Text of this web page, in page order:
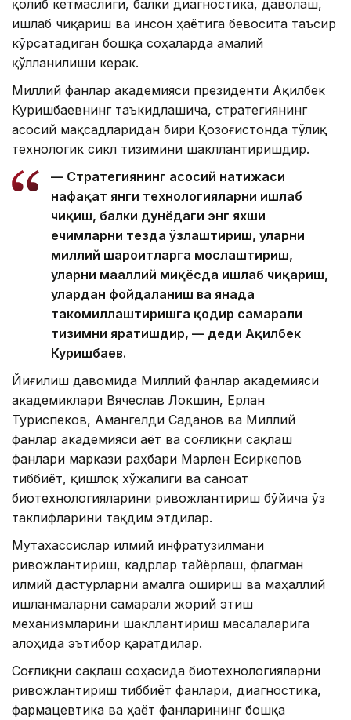
қолиб кетмаслиги, балки диагностика, даволаш,
ишлаб чиқариш ва инсон ҳаётига бевосита таъсир
кўрсатадиган бошқа соҳаларда амалий
қўлланилиши керак.
Миллий фанлар академияси президенти Ақилбек
Куришбаевнинг таъкидлашича, стратегиянинг
асосий мақсадларидан бири Қозоғистонда тўлиқ
технологик сикл тизимини шакллантиришдир.
— Стратегиянинг асосий натижаси
нафақат янги технологияларни ишлаб
чиқиш, балки дунёдаги энг яхши
ечимларни тезда ўзлаштириш, уларни
миллий шароитларга мослаштириш,
уларни маҳаллий миқёсда ишлаб чиқариш,
улардан фойдаланиш ва янада
такомиллаштиришга қодир самарали
тизимни яратишдир, — деди Ақилбек
Куришбаев.
Йиғилиш давомида Миллий фанлар академияси
академиклари Вячеслав Локшин, Ерлан
Туриспеков, Амангелди Саданов ва Миллий
фанлар академияси Ҳаёт ва соғлиқни сақлаш
фанлари маркази раҳбари Марлен Есиркепов
тиббиёт, қишлоқ хўжалиги ва саноат
биотехнологияларини ривожлантириш бўйича ўз
таклифларини тақдим этдилар.
Мутахассислар илмий инфратузилмани
ривожлантириш, кадрлар тайёрлаш, флагман
илмий дастурларни амалга ошириш ва маҳаллий
ишланмаларни самарали жорий этиш
механизмларини шакллантириш масалаларига
алоҳида эътибор қаратдилар.
Соғлиқни сақлаш соҳасида биотехнологияларни
ривожлантириш тиббиёт фанлари, диагностика,
фармацевтика ва ҳаёт фанларининг бошқа